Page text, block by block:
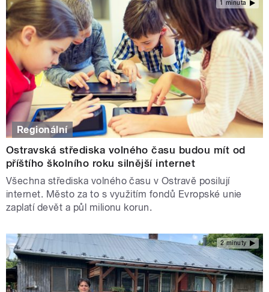
1 minuta
Regionální
Ostravská střediska volného času budou mít od
příštího školního roku silnější internet
Všechna střediska volného času v Ostravě posilují
internet. Město za to s využitím fondů Evropské unie
zaplatí devět a půl milionu korun.
2 minuty